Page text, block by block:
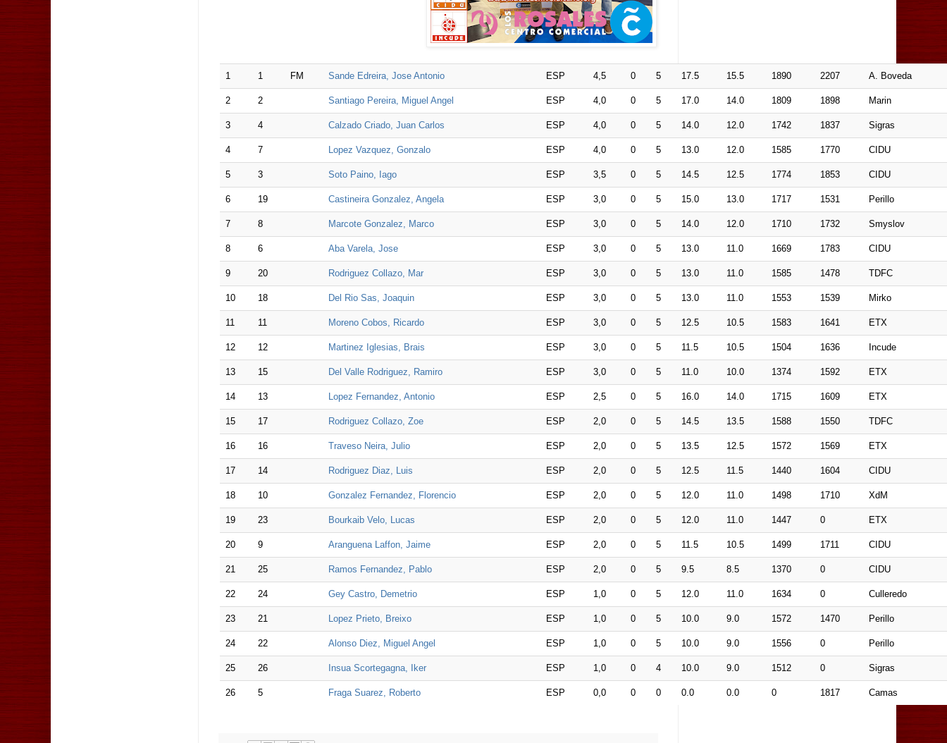
1 1 FM Sande Edreira, Jose Antonio ESP 4,5 0 5 17.5 15.5 1890 2207 A. Boveda
2 2 Santiago Pereira, Miguel Angel ESP 4,0 0 5 17.0 14.0 1809 1898 Marin
3 4 Calzado Criado, Juan Carlos ESP 4,0 0 5 14.0 12.0 1742 1837 Sigras
4 7 Lopez Vazquez, Gonzalo ESP 4,0 0 5 13.0 12.0 1585 1770 CIDU
5 3 Soto Paino, Iago ESP 3,5 0 5 14.5 12.5 1774 1853 CIDU
6 19 Castineira Gonzalez, Angela ESP 3,0 0 5 15.0 13.0 1717 1531 Perillo
7 8 Marcote Gonzalez, Marco ESP 3,0 0 5 14.0 12.0 1710 1732 Smyslov
8 6 Aba Varela, Jose ESP 3,0 0 5 13.0 11.0 1669 1783 CIDU
9 20 Rodriguez Collazo, Mar ESP 3,0 0 5 13.0 11.0 1585 1478 TDFC
10 18 Del Rio Sas, Joaquin ESP 3,0 0 5 13.0 11.0 1553 1539 Mirko
11 11 Moreno Cobos, Ricardo ESP 3,0 0 5 12.5 10.5 1583 1641 ETX
12 12 Martinez Iglesias, Brais ESP 3,0 0 5 11.5 10.5 1504 1636 Incude
13 15 Del Valle Rodriguez, Ramiro ESP 3,0 0 5 11.0 10.0 1374 1592 ETX
14 13 Lopez Fernandez, Antonio ESP 2,5 0 5 16.0 14.0 1715 1609 ETX
15 17 Rodriguez Collazo, Zoe ESP 2,0 0 5 14.5 13.5 1588 1550 TDFC
16 16 Traveso Neira, Julio ESP 2,0 0 5 13.5 12.5 1572 1569 ETX
17 14 Rodriguez Diaz, Luis ESP 2,0 0 5 12.5 11.5 1440 1604 CIDU
18 10 Gonzalez Fernandez, Florencio ESP 2,0 0 5 12.0 11.0 1498 1710 XdM
19 23 Bourkaib Velo, Lucas ESP 2,0 0 5 12.0 11.0 1447 0 ETX
20 9 Aranguena Laffon, Jaime ESP 2,0 0 5 11.5 10.5 1499 1711 CIDU
21 25 Ramos Fernandez, Pablo ESP 2,0 0 5 9.5 8.5 1370 0 CIDU
22 24 Gey Castro, Demetrio ESP 1,0 0 5 12.0 11.0 1634 0 Culleredo
23 21 Lopez Prieto, Breixo ESP 1,0 0 5 10.0 9.0 1572 1470 Perillo
24 22 Alonso Diez, Miguel Angel ESP 1,0 0 5 10.0 9.0 1556 0 Perillo
25 26 Insua Scortegagna, Iker ESP 1,0 0 4 10.0 9.0 1512 0 Sigras
26 5 Fraga Suarez, Roberto ESP 0,0 0 0 0.0 0.0 0 1817 Camas